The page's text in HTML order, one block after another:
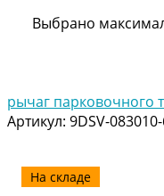
Выбрано
рычаг парковочного
Артикул: 9DSV-
На складе